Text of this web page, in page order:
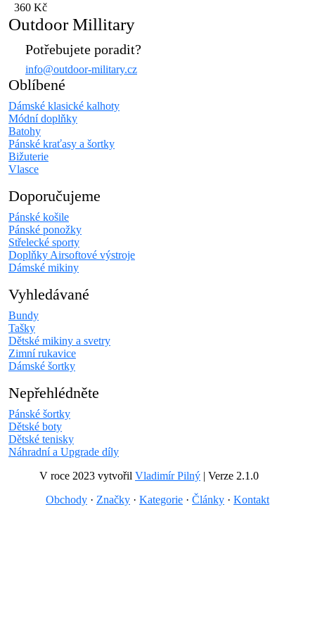
360 Kč
Outdoor Millitary
Potřebujete poradit?
info@outdoor-military.cz
Oblíbené
Dámské klasické kalhoty
Módní doplňky
Batohy
Pánské kraťasy a šortky
Bižuterie
Vlasce
Doporučujeme
Pánské košile
Pánské ponožky
Střelecké sporty
Doplňky Airsoftové výstroje
Dámské mikiny
Vyhledávané
Bundy
Tašky
Dětské mikiny a svetry
Zimní rukavice
Dámské šortky
Nepřehlédněte
Pánské šortky
Dětské boty
Dětské tenisky
Náhradní a Upgrade díly
V roce 2023 vytvořil Vladimír Pilný | Verze 2.1.0
Obchody · Značky · Kategorie · Články · Kontakt